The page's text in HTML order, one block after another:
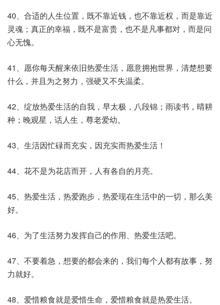
40、合适的人生位置，既不靠近钱，也不靠近权，而是靠近
灵魂；真正的幸福，既不是富贵，也不是凡事都对，而是问
心无愧。
41、愿你每天醒来依旧热爱生活，愿意拥抱世界，清楚想要
什么，并且为之努力，强硬又不失温柔。
42、绽放热爱生活的自我，早太极，八段锦；雨读书，晴耕
种；晚观星，话人生，尊老爱幼。
43、生活因忙碌而充实，因充实而热爱生活！
44、花不是为花店而开，人有各自的月亮。
45、热爱生活，热爱跑步，热爱现在生活中的一切，那么美
好。
46、为了生活努力发挥自己的作用、热爱生活吧。
47、不要着急，想要的都会来的，我们每个人都有故事，努
力就好。
48、爱惜粮食就是爱惜生命，爱惜粮食就是热爱生活。